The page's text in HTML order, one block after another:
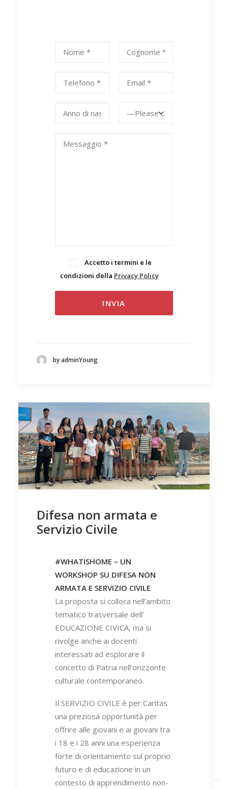
Accetto i termini e le
condizioni della Privacy Policy
by adminYoung
Difesa non armata e
Servizio Civile
#WHATISHOME – UN
WORKSHOP SU DIFESA NON
ARMATA E SERVIZIO CIVILE
La proposta si colloca nell’ambito
tematico trasversale dell’
EDUCAZIONE CIVICA, ma si
rivolge anche ai docenti
interessati ad esplorare il
concetto di Patria nell’orizzonte
culturale contemporaneo.
Il SERVIZIO CIVILE è per Caritas
una preziosa opportunità per
offrire alle giovani e ai giovani tra
i 18 e i 28 anni una esperienza
forte di orientamento sul proprio
futuro e di educazione in un
contesto di apprendimento non-